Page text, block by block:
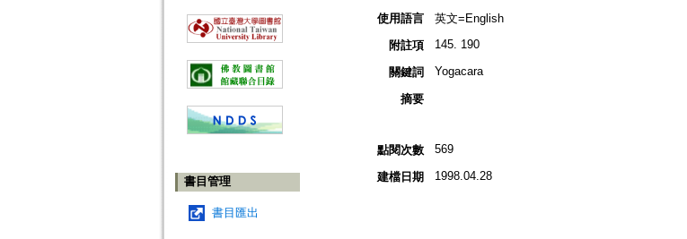
書目管理
書目匯出
使用語言
英文=English
附註項
145. 190
關鍵詞 Yogacara
摘要
點閱次數 569
建檔日期 1998.04.28